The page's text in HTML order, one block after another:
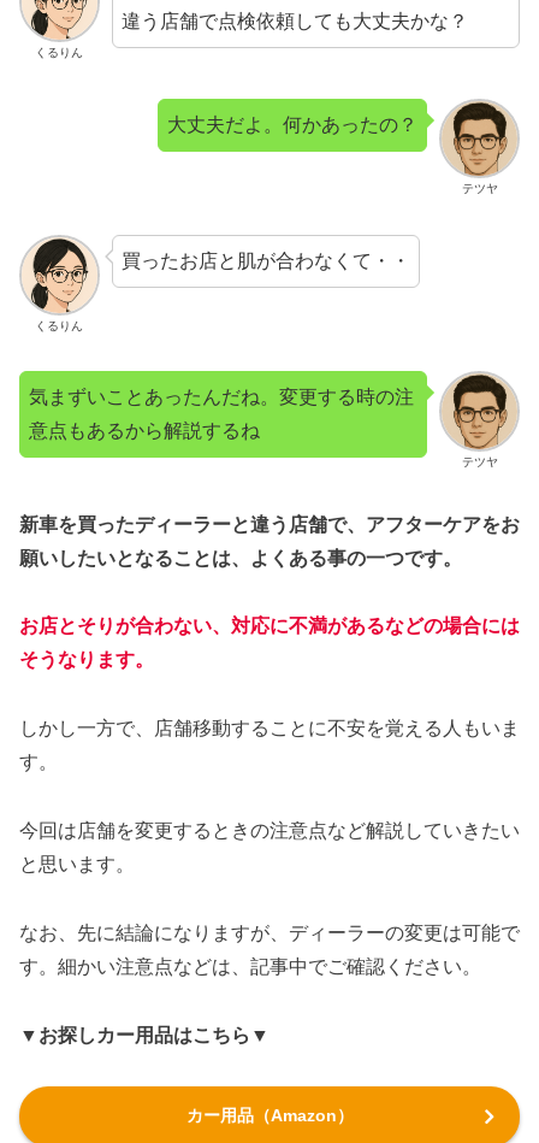
くるりん
違う店舗で点検依頼しても大丈夫かな？
テツヤ
大丈夫だよ。何かあったの？
くるりん
買ったお店と肌が合わなくて・・
テツヤ
気まずいことあったんだね。変更する時の注
意点もあるから解説するね
新車を買ったディーラーと違う店舗で、アフターケアをお
願いしたいとなることは、よくある事の一つです。
お店とそりが合わない、対応に不満があるなどの場合には
そうなります。
しかし一方で、店舗移動することに不安を覚える人もいま
す。
今回は店舗を変更するときの注意点など解説していきたい
と思います。
なお、先に結論になりますが、ディーラーの変更は可能で
す。細かい注意点などは、記事中でご確認ください。
▼お探しカー用品はこちら▼
カー用品（Amazon）